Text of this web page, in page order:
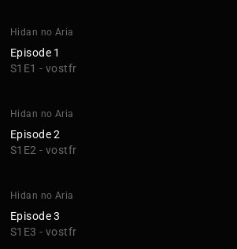
Hidan no Aria
Episode 1
S1E1 - vostfr
Hidan no Aria
Episode 2
S1E2 - vostfr
Hidan no Aria
Episode 3
S1E3 - vostfr